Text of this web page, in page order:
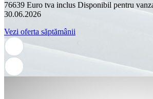
76639 Euro tva inclus Disponibil pentru
30.06.2026
Vezi oferta săptămânii